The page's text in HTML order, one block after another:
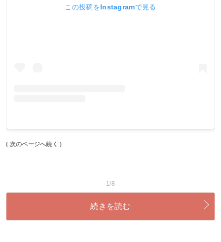
この投稿をInstagramで見る
( 次のページへ続く )
1/8
続きを読む